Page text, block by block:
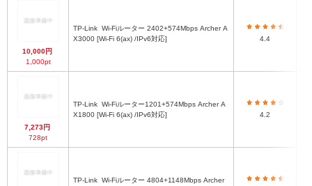
10,000円
1,000pt
TP-Link
X3000 [Wi-Fi 6(ax) /IPv6対応]
4.4
7,273円
728pt
TP-Link
X1800 [Wi-Fi 6(ax) /IPv6対応]
4.2
TP-Link